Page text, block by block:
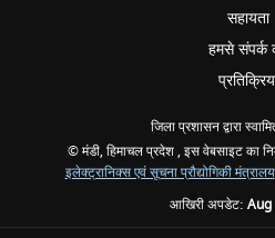
सहायता
हमसे संपर्क
जिला प्रशासन द्वारा
© मंडी, हिमाचल प्रदेश , इस वेबसाइट का
इलेक्ट्रानिक्स एवं सूचना प्रौद्योगिकी मंत्रालय
आखिरी अपडेट: Aug